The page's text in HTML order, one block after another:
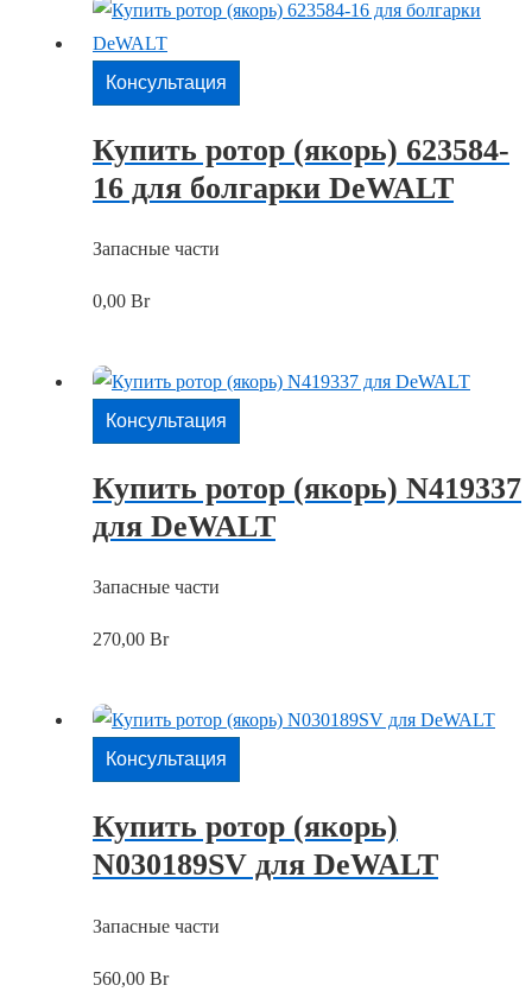
Консультация
Купить ротор (якорь) 623584-
16 для болгарки DeWALT
Запасные части
0,00 Br
Консультация
Купить ротор (якорь) N419337
для DeWALT
Запасные части
270,00 Br
Консультация
Купить ротор (якорь)
N030189SV для DeWALT
Запасные части
560,00 Br